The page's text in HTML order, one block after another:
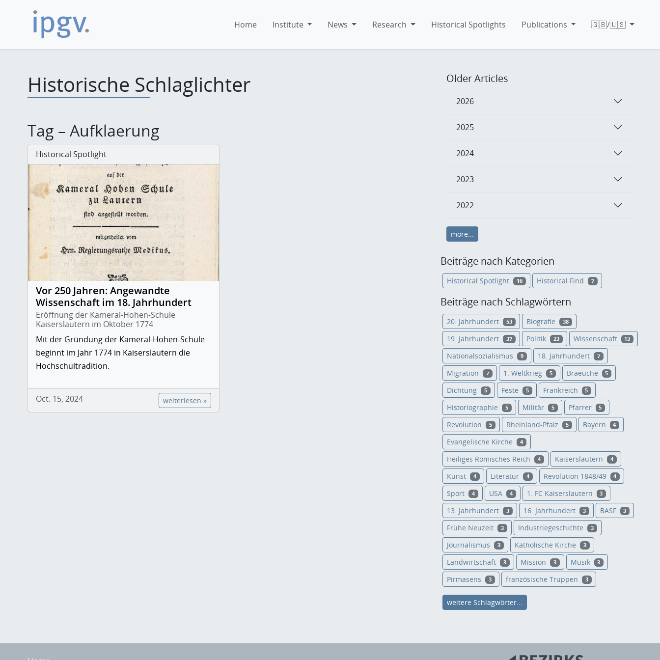
Home Institute News Research Historical Spotlights Publications 🇬🇧/🇺🇸
Historische Schlaglichter
Tag – Aufklaerung
Historical Spotlight
Vor 250 Jahren: Angewandte
Wissenschaft im 18. Jahrhundert
Eröffnung der Kameral-Hohen-Schule
Kaiserslautern im Oktober 1774
Mit der Gründung der Kameral-Hohen-Schule
beginnt im Jahr 1774 in Kaiserslautern die
Hochschultradition.
Oct. 15, 2024 weiterlesen »
Older Articles
2026
2025
2024
2023
2022
more...
Beiträge nach Kategorien
Historical Spotlight 16 Historical Find 7
Beiträge nach Schlagwörtern
20. Jahrhundert 53 Biografie 38
19. Jahrhundert 37 Politik 23 Wissenschaft 13
Nationalsozialismus 9 18. Jahrhundert 7
Migration 7 1. Weltkrieg 5 Braeuche 5
Dichtung 5 Feste 5 Frankreich 5
Historiographie 5 Militär 5 Pfarrer 5
Revolution 5 Rheinland-Pfalz 5 Bayern 4
Evangelische Kirche 4
Heiliges Römisches Reich 4 Kaiserslautern 4
Kunst 4 Literatur 4 Revolution 1848/49 4
Sport 4 USA 4 1. FC Kaiserslautern 3
13. Jahrhundert 3 16. Jahrhundert 3 BASF 3
Frühe Neuzeit 3 Industriegeschichte 3
Journalismus 3 Katholische Kirche 3
Landwirtschaft 3 Mission 3 Musik 3
Pirmasens 3 französische Truppen 3
weitere Schlagwörter...